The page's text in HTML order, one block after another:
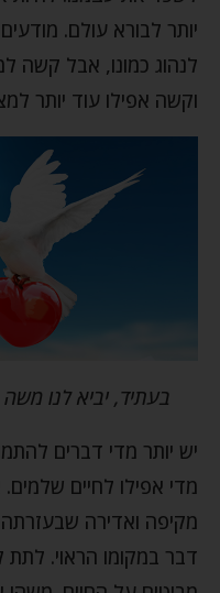
יותר לבורא עולם.
לנהוג כמונו, אבל קשה
וקשה אפילו עוד יותר
בעתיד, יביא לנו
יש יותר מדי דברים
מדי אפילו לחיים
מקיפה ואדירה
דבר במקומו הראוי. לתת